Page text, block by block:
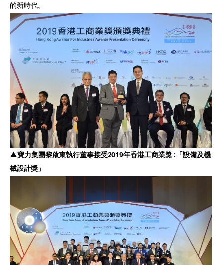
的新時代。
▲寶力集團黎啟東執行董事接受2019年香港工商業獎 : 「設備及機
械設計獎」